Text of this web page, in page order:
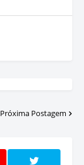
Próxima Postagem